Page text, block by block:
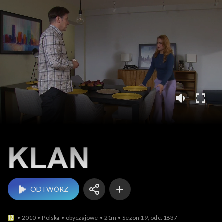
Klan
ODTWÓRZ
2010 Polska obyczajowe 21m Sezon 19, odc. 1837